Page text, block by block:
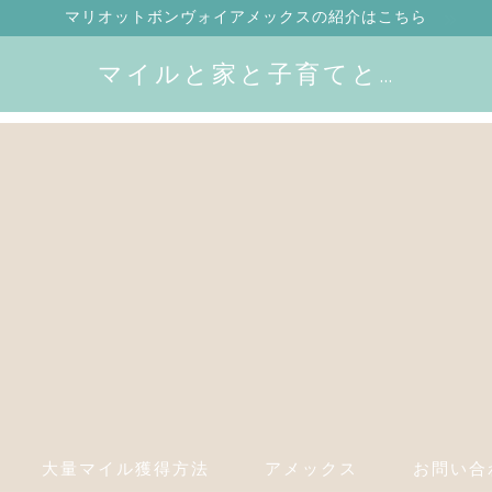
マリオットボンヴォイアメックスの紹介はこちら
マイルと家と子育てと…
大量マイル獲得方法 アメックス お問い合